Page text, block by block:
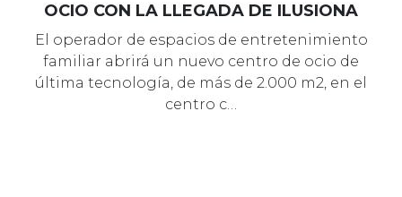
OCIO CON LA LLEGADA DE ILUSIONA
El operador de espacios de entretenimiento
familiar abrirá un nuevo centro de ocio de
última tecnología, de más de 2.000 m2, en el
centro c…